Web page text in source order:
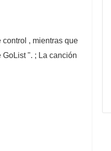
, mientras que
". ; La canción